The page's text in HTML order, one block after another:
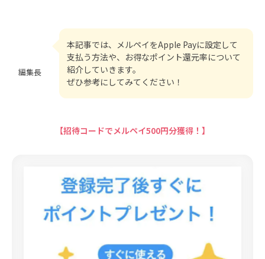
編集長
本記事では、メルペイをApple Payに設定して
支払う方法や、お得なポイント還元率について
紹介していきます。
ぜひ参考にしてみてください！
【招待コードでメルペイ500円分獲得！】